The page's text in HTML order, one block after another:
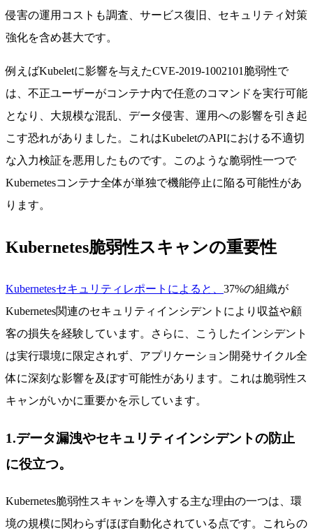
侵害の運用コストも調査、サービス復旧、セキュリティ対策
強化を含め甚大です。
例えばKubeletに影響を与えたCVE-2019-1002101脆弱性で
は、不正ユーザーがコンテナ内で任意のコマンドを実行可能
となり、大規模な混乱、データ侵害、運用への影響を引き起
こす恐れがありました。これはKubeletのAPIにおける不適切
な入力検証を悪用したものです。このような脆弱性一つで
Kubernetesコンテナ全体が単独で機能停止に陥る可能性があ
ります。
Kubernetes脆弱性スキャンの重要性
Kubernetesセキュリティレポートによると、 37%の組織が
Kubernetes関連のセキュリティインシデントにより収益や顧
客の損失を経験しています。さらに、こうしたインシデント
は実行環境に限定されず、アプリケーション開発サイクル全
体に深刻な影響を及ぼす可能性があります。これは脆弱性ス
キャンがいかに重要かを示しています。
1.データ漏洩やセキュリティインシデントの防止
に役立つ。
Kubernetes脆弱性スキャンを導入する主な理由の一つは、環
境の規模に関わらずほぼ自動化されている点です。これらの